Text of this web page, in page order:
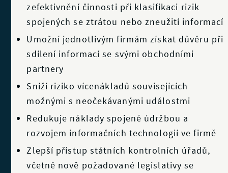
zefektivnění činnosti při klasifikaci rizik
spojených se ztrátou nebo zneužití informací
Umožní jednotlivým firmám získat důvěru při
sdílení informací se svými obchodními
partnery
Sníží riziko vícenákladů souvisejících
možnými s neočekávanými událostmi
Redukuje náklady spojené údržbou a
rozvojem informačních technologií ve firmě
Zlepší přístup státních kontrolních úřadů,
včetně nově požadované legislativy se